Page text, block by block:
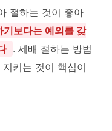
절하는 것이 좋아
기보다는 예의를 갖
. 세배 절하는 방법
키는 것이 핵심이